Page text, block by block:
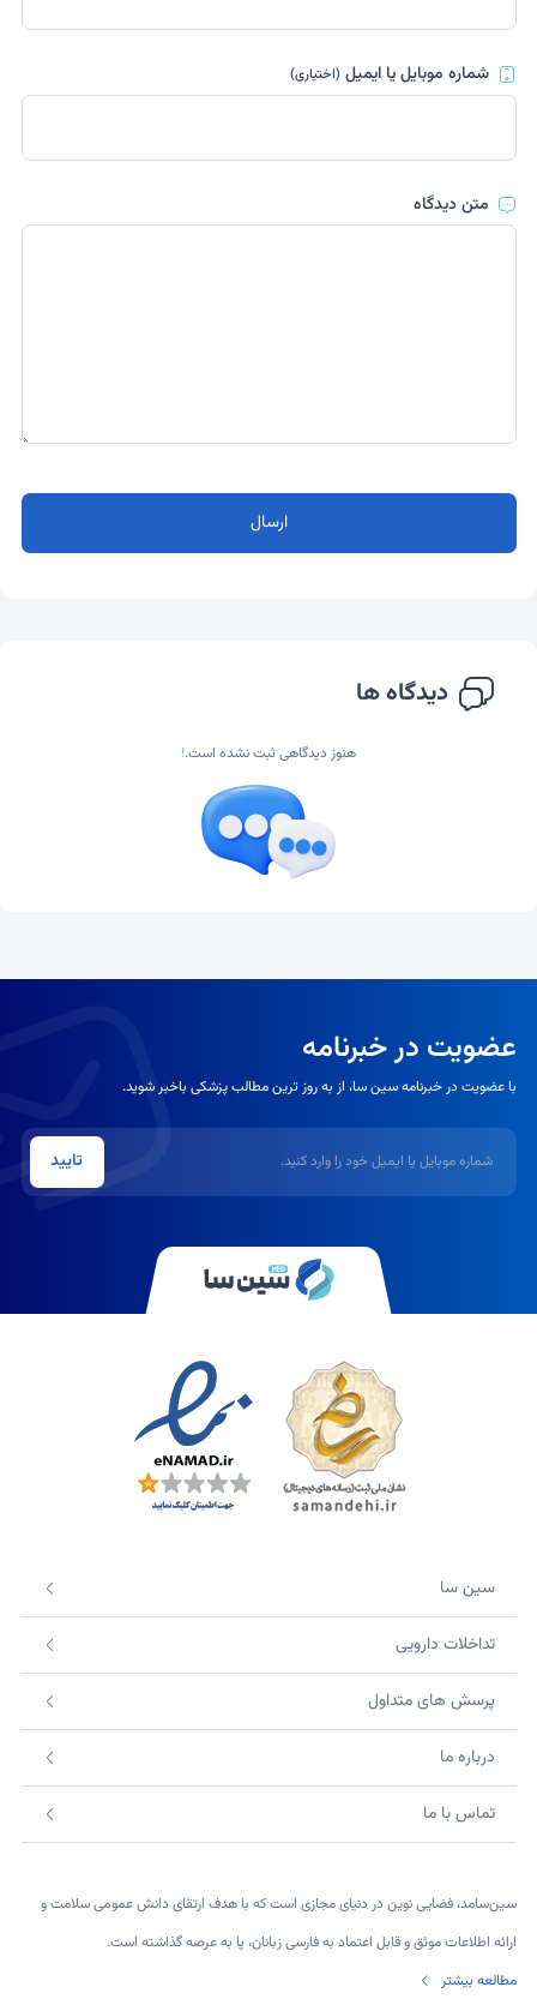
شماره موبایل یا ایمیل(اختیاری)
متن دیدگاه
ارسال
دیدگاه ها
هنوز دیدگاهی ثبت نشده است.!
عضویت در خبرنامه
با عضویت در خبرنامه سین سا، از به روز ترین مطالب پزشکی باخبر شوید.
شماره موبایل یا ایمیل
تایید
سین سا
تداخلات دارویی
پرسش های متداول
درباره ما
تماس با ما
سین‌سامد، فضایی نوین در دنیای مجازی است که با هدف ارتقای دانش عمومی سلامت و
ارائه اطلاعات موثق و قابل اعتماد به فارسی زبانان، پا به عرصه گذاشته است.
مطالعه بیشتر